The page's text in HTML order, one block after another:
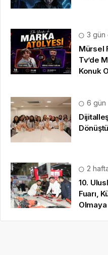
3 gün
Mürsel
Tv’de
Konuk
6 gün
2
10.
Fuarı,
Olmaya